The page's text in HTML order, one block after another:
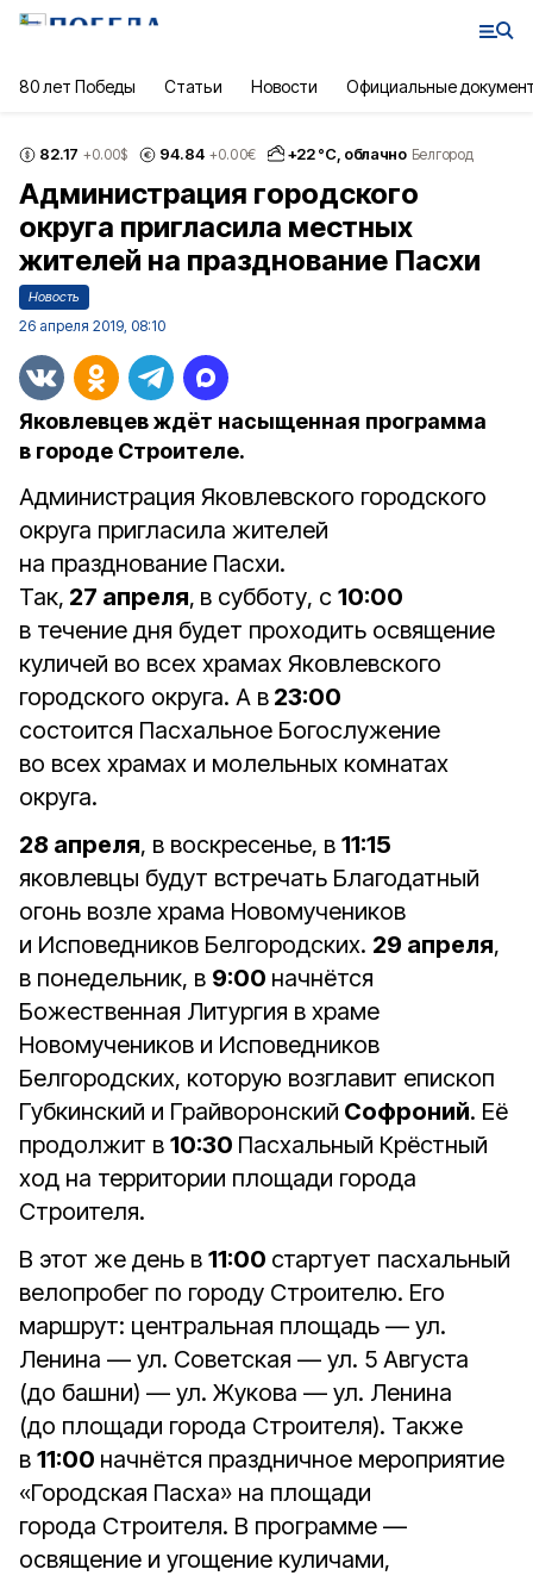
80 лет Победы Статьи Новости Официальные
82.17 +0.00$ 94.84 +0.00€ +22°С, облачно Белгород
Администрация городского
округа пригласила местных
жителей на празднование Пасхи
Новость
26 апреля 2019, 08:10
Яковлевцев ждёт насыщенная программа
в городе Строителе.
Администрация Яковлевского городского
округа пригласила жителей
на празднование Пасхи.
Так, 27 апреля, в субботу, с 10:00
в течение дня будет проходить освящение
куличей во всех храмах Яковлевского
городского округа. А в 23:00
состоится Пасхальное Богослужение
во всех храмах и молельных комнатах
округа.
28 апреля, в воскресенье, в 11:15
яковлевцы будут встречать Благодатный
огонь возле храма Новомучеников
и Исповедников Белгородских. 29 апреля,
в понедельник, в 9:00 начнётся
Божественная Литургия в храме
Новомучеников и Исповедников
Белгородских, которую возглавит епископ
Губкинский и Грайворонский Софроний. Её
продолжит в 10:30 Пасхальный Крёстный
ход на территории площади города
Строителя.
В этот же день в 11:00 стартует пасхальный
велопробег по городу Строителю. Его
маршрут: центральная площадь — ул.
Ленина — ул. Советская — ул. 5 Августа
(до башни) — ул. Жукова — ул. Ленина
(до площади города Строителя). Также
в 11:00 начнётся праздничное мероприятие
«Городская Пасха» на площади
города Строителя. В программе —
освящение и угощение куличами,